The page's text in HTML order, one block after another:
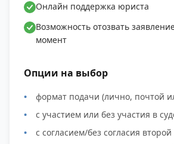
Онлайн поддержка юриста
Возможность отозвать
момент
Опции на выбор
формат подачи (лично, почтой
с участием или без участия в
с согласием/без согласия